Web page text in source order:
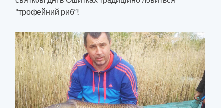
“трофейний риб”!